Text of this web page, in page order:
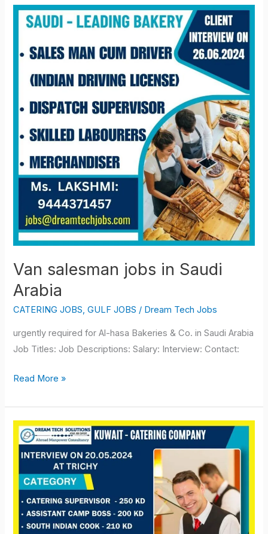
Van salesman jobs in Saudi
Arabia
CATERING JOBS,GULF JOBS / Dream Tech Jobs
urgently required for Al-hasa Bakeries & Co. in Saudi Arabia
Job Titles: Job Descriptions: Salary: Interview: Contact:
Van
salesman
jobs
Saudi
Read More »
Kuwait
Catering
Job
Vacancy